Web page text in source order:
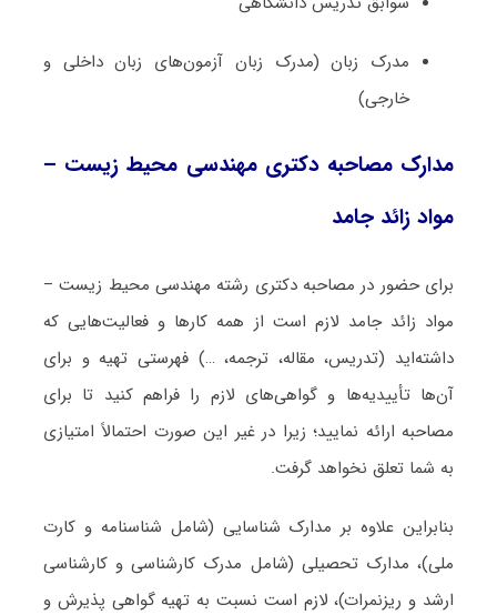
مدرک زبان (مدرک زبان آزمون‌های زبان داخلی و
خارجی)
مدارک مصاحبه دکتری مهندسی محیط‌ زیست –
مواد زائد جامد
برای حضور در مصاحبه دکتری رشته مهندسی محیط‌ زیست –
مواد زائد جامد لازم است از همه کارها و فعالیت‌هایی که
داشته‌اید (تدریس، مقاله، ترجمه، …) فهرستی تهیه و برای
آن‌ها تأییدیه‌ها و گواهی‌های لازم را فراهم کنید تا برای
مصاحبه ارائه نمایید؛ زیرا در غیر این صورت احتمالاً امتیازی
به شما تعلق نخواهد گرفت.
بنابراین علاوه بر مدارک شناسایی (شامل شناسنامه و کارت
ملی)، مدارک تحصیلی (شامل مدرک کارشناسی و کارشناسی
ارشد و ریزنمرات)، لازم است نسبت به تهیه گواهی پذیرش و